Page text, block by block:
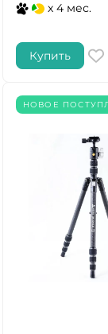
x 4 мес.
Купить
НОВОЕ